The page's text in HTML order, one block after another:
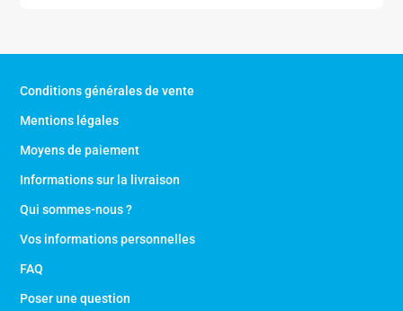
Conditions générales de vente
Mentions légales
Moyens de paiement
Informations sur la livraison
Qui sommes-nous ?
Vos informations personnelles
FAQ
Poser une question